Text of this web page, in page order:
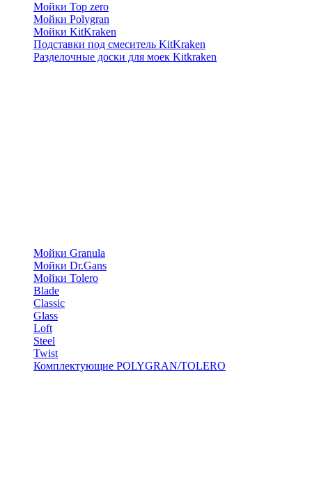
Мойки Top zero
Мойки Polygran
Мойки KitKraken
Подставки под смеситель KitKraken
Разделочные доски для моек Kitkraken
Мойки Granula
Мойки Dr.Gans
Мойки Tolero
Blade
Classic
Glass
Loft
Steel
Twist
Комплектующие POLYGRAN/TOLERO